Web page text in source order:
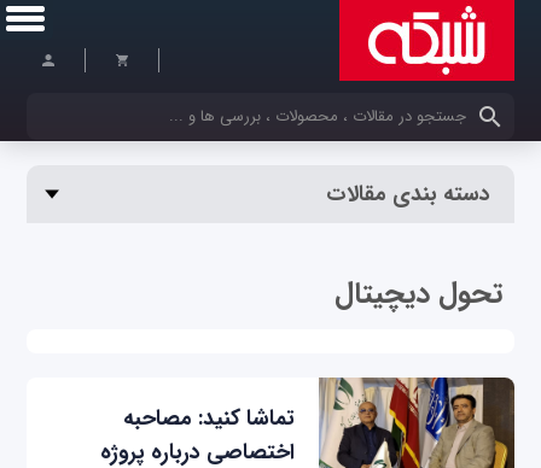
کلمات کلیدی خود را وارد کنید
دسته بندی مقالات
تحول دیچیتال
تماشا کنید: مصاحبه
اختصاصی درباره پروژه